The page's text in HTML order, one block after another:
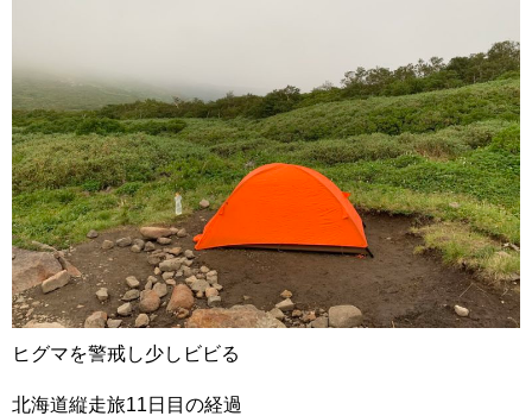
ヒグマを警戒し少しビビる
北海道縦走旅11日目の経過